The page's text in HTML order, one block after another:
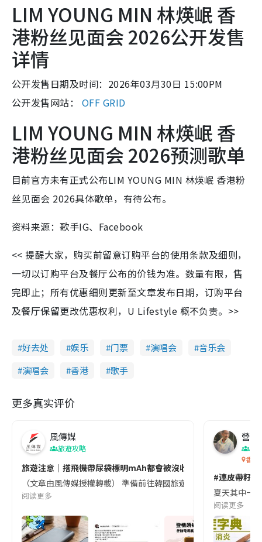
LIM YOUNG MIN 林煐岷 香
港粉丝见面会 2026公开发售
详情
公开发售日期及时间：2026年03月30日 15:00PM
公开发售网站： OFF GRID
LIM YOUNG MIN 林煐岷 香
港粉丝见面会 2026预测歌单
目前官方未有正式公布LIM YOUNG MIN 林煐岷 香港粉
丝见面会 2026具体歌单，有待公布。
资料来源：歌手IG、Facebook
<< 提醒大家，购买前留意订购平台的使用条款及细则，
一切以订购平台及餐厅公布的价钱为准。数量有限，售
完即止；所有优惠细则更新至文章发布日期，订购平台
及餐厅保留更改优惠权利，U Lifestyle 概不负责。>>
好去处 娱乐 门票 演唱会
音乐会
演唱会
香港 歌手
更多真实评价
風傳媒
旅遊攻略
旅遊注意｜搭飛機帶尿袋標明mAh都會被沒收😱出發前切記檢查
（文章由風傳媒授權轉載） 準備前往韓國旅遊的民眾，近期要
阅读更多
營養
香港
#連皮帶籽
夏天其中一
阅读更多